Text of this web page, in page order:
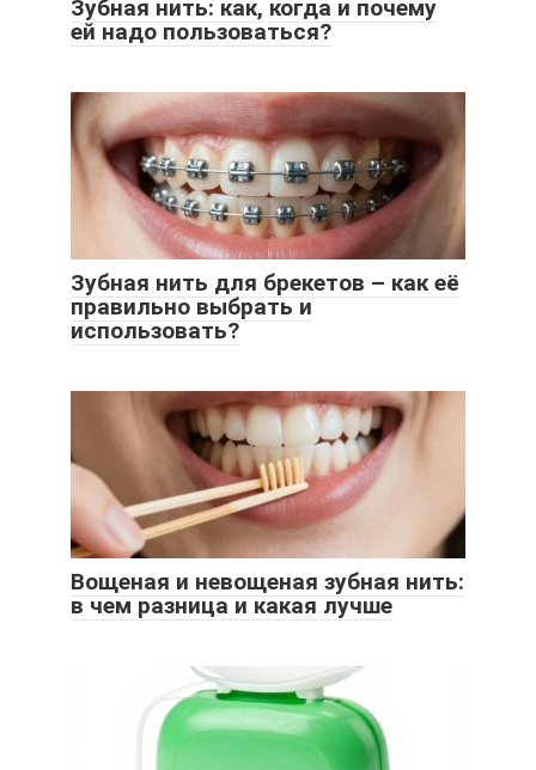
Зубная нить: как, когда и почему
ей надо пользоваться?
Зубная нить для брекетов – как её
правильно выбрать и
использовать?
Вощеная и невощеная зубная нить:
в чем разница и какая лучше